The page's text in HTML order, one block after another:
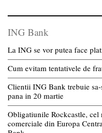
ING Bank
La ING se vor putea face
Cum evitam tentativele de
Clientii ING Bank trebuie
pana in 20 martie
Obligatiunile Rockcastle, cel
comerciale din Europa